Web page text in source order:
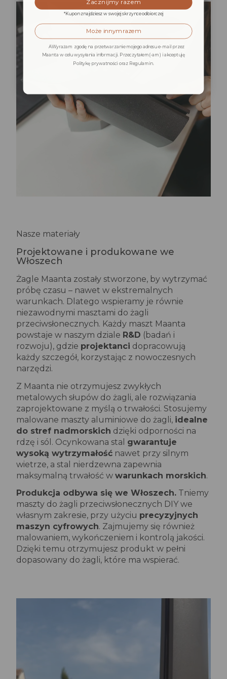
Nasze materiały
Projektowane i produkowane we
Włoszech
Żagle Maanta zostały stworzone, by wytrzymać
próbę czasu – nawet w ekstremalnych
warunkach. Dlatego wspieramy je równie
niezawodnymi masztami do żagli
przeciwsłonecznych. Każdy maszt Maanta
powstaje w naszym dziale R&D (badań i
rozwoju), gdzie projektanci dopracowują
każdy szczegół, korzystając z nowoczesnych
narzędzi.
Z Maanta nie otrzymujesz zwykłych
metalowych słupów do żagli, ale rozwiązania
zaprojektowane z myślą o trwałości. Stosujemy
malowane maszty aluminiowe do żagli, idealne
do stref nadmorskich dzięki odporności na
rdzę i sól. Ocynkowana stal gwarantuje
wysoką wytrzymałość nawet przy silnym
wietrze, a stal nierdzewna zapewnia
maksymalną trwałość w warunkach morskich.
Produkcja odbywa się we Włoszech. Tniemy
maszty do żagli przeciwsłonecznych DIY we
własnym zakresie, przy użyciu precyzyjnych
maszyn cyfrowych. Zajmujemy się również
malowaniem, wykończeniem i kontrolą jakości.
Dzięki temu otrzymujesz produkt w pełni
dopasowany do żagli, które ma wspierać.
Zacznijmy razem
*Kupon znajdziesz w swojej skrzynce odbiorczej
Może innym razem
AWyrażam zgodę na przetwarzanie mojego adresu e-mail przez
Maanta w celu wysyłania informacji. Przeczytałem(-am) i akceptuję
Politykę prywatności oraz Regulamin.